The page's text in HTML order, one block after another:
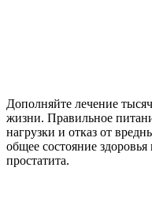
Дополняйте лечение
жизни. Правильное
нагрузки и отказ от
общее состояние
простатита.